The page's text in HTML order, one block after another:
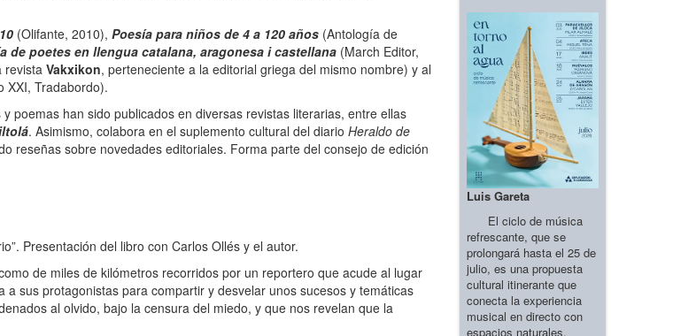
(Olifante, 2010), Poesía para niños de 4 a 120 años (Antología de
de poetes en llengua catalana, aragonesa i castellana (March Editor,
revistaVakxikon, perteneciente a la editorial griega del mismo nombre) y al
XXI, Tradabordo).
han sido publicados en diversas revistas literarias, entre ellas
. Asimismo, colabora en el suplemento cultural del diario Heraldo de
reseñas sobre novedades editoriales. Forma parte del consejo de edición
Presentación del libro con Carlos Ollés y el autor.
de miles de kilómetros recorridos por un reportero que acude al lugar
sus protagonistas para compartir y desvelar unos sucesos y temáticas
al olvido, bajo la censura del miedo, y que nos revelan que la
Luis Gareta
El ciclo de música
refrescante, que se
prolongará hasta el 25 de
julio, es una propuesta
cultural itinerante que
conecta la experiencia
musical en directo con
espacios naturales,